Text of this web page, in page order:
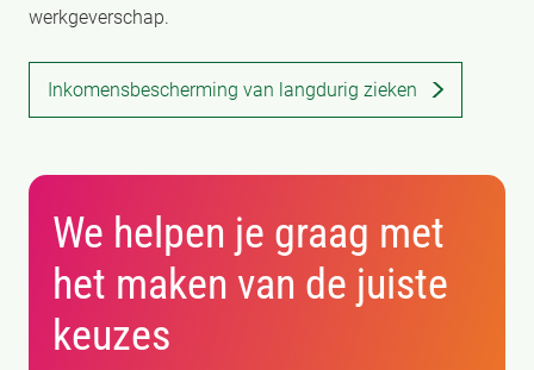
werkgeverschap.
Inkomensbescherming van langdurig zieken
We helpen je graag met
het maken van de juiste
keuzes